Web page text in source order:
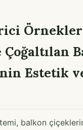
Çoğaltılan
Estetik
balkon